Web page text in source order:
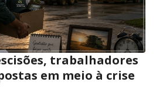
trabalhadores
em meio à crise